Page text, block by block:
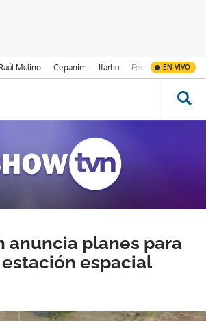
Mulino Cepanim Ifarhu Fenómeno de El
EN VIVO
anuncia planes para
espacial